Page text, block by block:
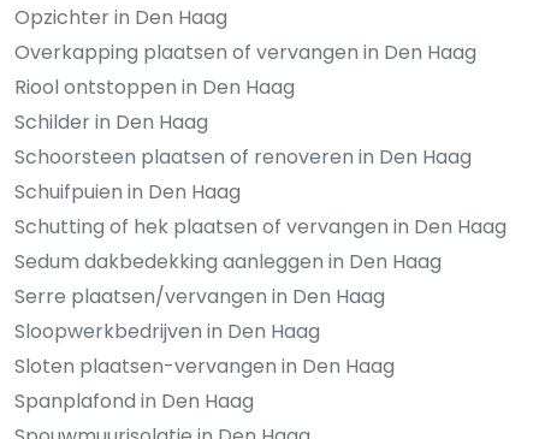
Opzichter in Den Haag
Overkapping plaatsen of vervangen in Den Haag
Riool ontstoppen in Den Haag
Schilder in Den Haag
Schoorsteen plaatsen of renoveren in Den Haag
Schuifpuien in Den Haag
Schutting of hek plaatsen of vervangen in Den Haag
Sedum dakbedekking aanleggen in Den Haag
Serre plaatsen/vervangen in Den Haag
Sloopwerkbedrijven in Den Haag
Sloten plaatsen-vervangen in Den Haag
Spanplafond in Den Haag